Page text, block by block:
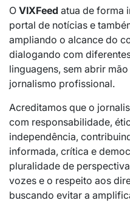
O VIXFeed atua de forma
portal de notícias e
ampliando o alcance do
dialogando com
linguagens, sem abrir
jornalismo profissional.
Acreditamos que o
com responsabilidade,
independência,
informada, crítica e
pluralidade de
vozes e o respeito aos
buscando evitar a